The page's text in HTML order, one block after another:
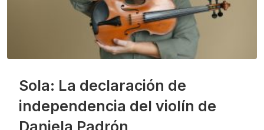
Sola: La declaración de
independencia del violín de
Daniela Padrón